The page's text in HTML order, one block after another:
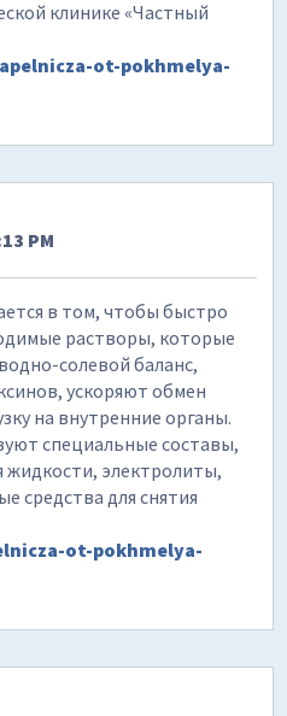
клинике «Частный
ot-pokhmelya-
PM
в том, чтобы быстро
растворы, которые
солевой баланс,
ускоряют обмен
на внутренние органы.
специальные составы,
электролиты,
средства для снятия
ot-pokhmelya-